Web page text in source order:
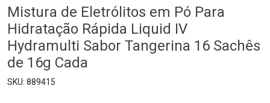
Mistura de Eletrólitos em Pó Para
Hidratação Rápida Liquid IV
Hydramulti Sabor Tangerina 16 Sachês
de 16g Cada
889415